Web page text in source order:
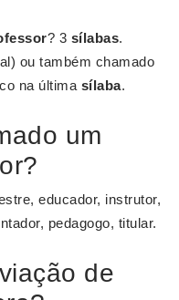
? 3 sílabas.
ou também chamado
na última sílaba.
um
educador, instrutor,
pedagogo, titular.
de